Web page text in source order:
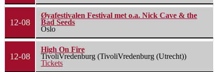
12-08
Øyafestivalen Festival met o.a. Nick Cave & the
Bad Seeds
Oslo
12-08
High On Fire
TivoliVredenburg (TivoliVredenburg (Utrecht))
Tickets